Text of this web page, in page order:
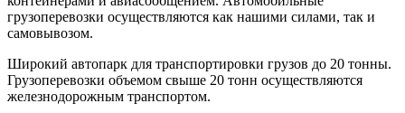
грузоперевозки осуществляются как нашими силами, так и
самовывозом.
Широкий автопарк для транспортировки грузов до 20 тонны.
Грузоперевозки объемом свыше 20 тонн осуществляются
железнодорожным транспортом.